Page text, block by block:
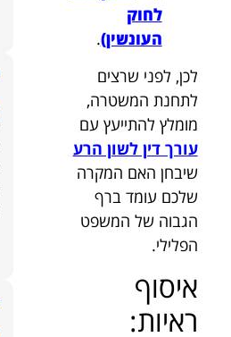
לחוק
העונשין).
לכן, לפני שרצים
לתחנת המשטרה,
מומלץ להתייעץ עם
עורך דין לשון הרע
שיבחן האם המקרה
שלכם עומד ברף
הגבוה של המשפט
הפלילי.
איסוף
ראיות: